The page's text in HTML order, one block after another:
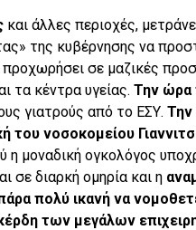
και άλλες περιοχές,
της κυβέρνησης να
προχωρήσει σε μαζικές
τα κέντρα υγείας. Την ώρα
γιατρούς από το ΕΣΥ.
του νοσοκομείου
η μοναδική ογκολόγος
σε διαρκή ομηρία και η
πολύ ικανή να
των μεγάλων